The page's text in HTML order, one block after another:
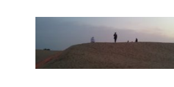
springen